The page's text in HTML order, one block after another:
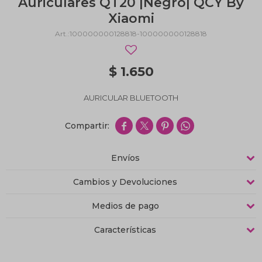
Xiaomi
100000000128818-100000000128818
$ 1.650
AURICULAR BLUETOOTH
   
Envíos
Cambios y Devoluciones
Medios de pago
Características